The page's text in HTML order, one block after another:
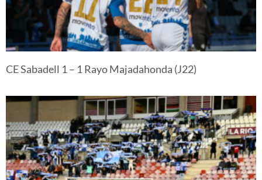
CE Sabadell 1 – 1 Rayo Majadahonda (J22)